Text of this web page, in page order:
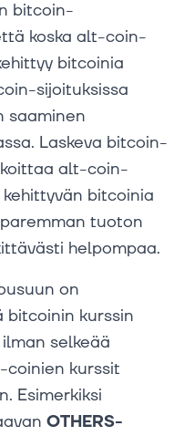
bitcoin-
koska alt-coin-
bitcoinia
sijoituksissa
saaminen
Laskeva bitcoin-
alt-coin-
bitcoinia
tuoton
helpompaa.
on
kurssin
selkeää
kurssit
Esimerkiksi
OTHERS-